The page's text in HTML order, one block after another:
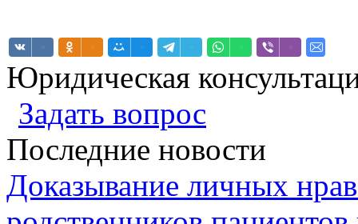
Юридическая
Задать вопрос
Последние новости
Доказывание личных